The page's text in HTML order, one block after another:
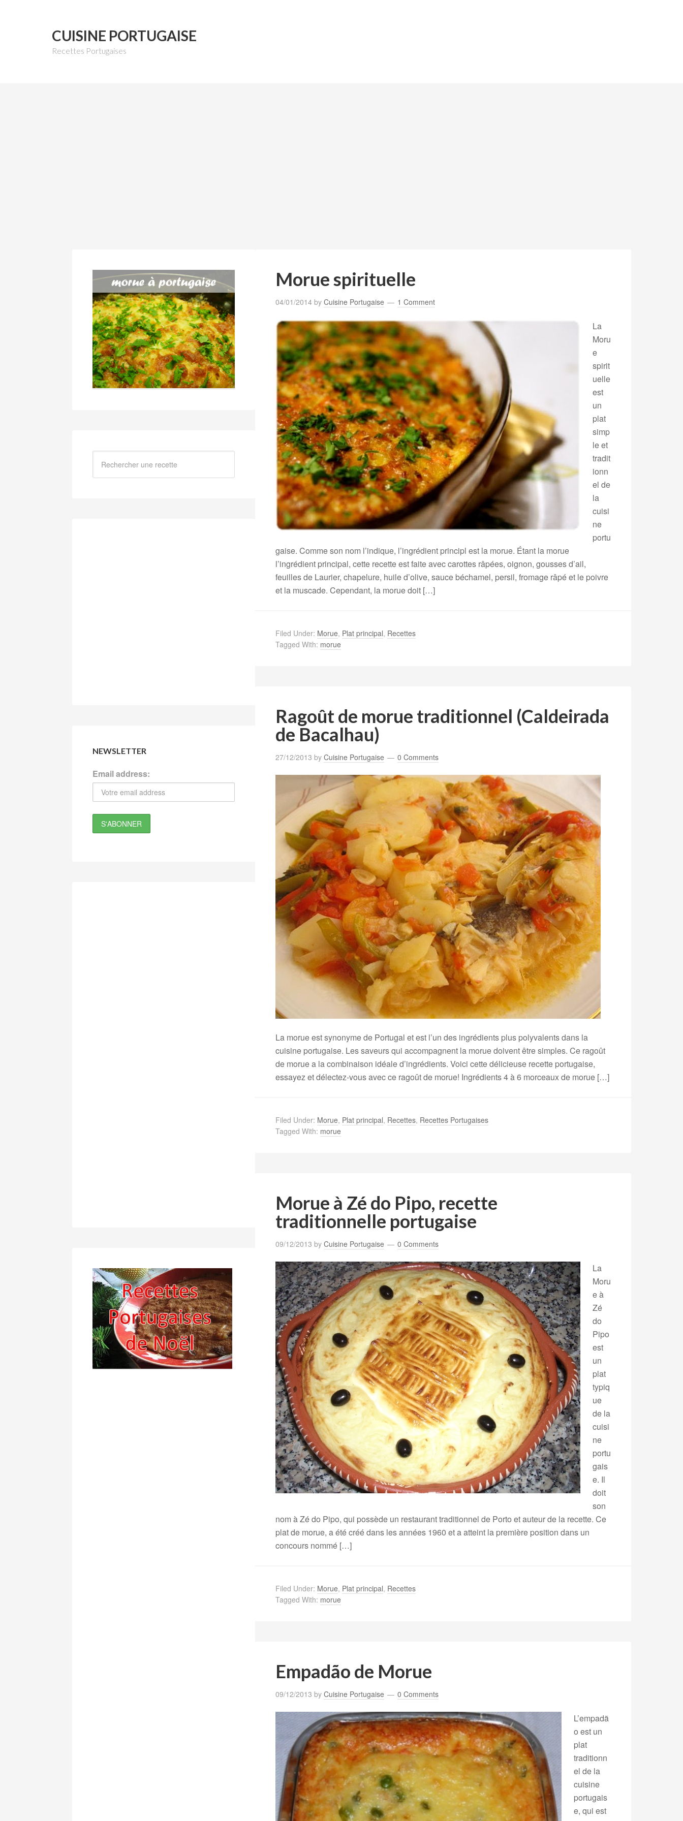
CUISINE PORTUGAISE
Recettes Portugaises
Morue spirituelle
04/01/2014 by Cuisine Portugaise 1 Comment
La
Moru
e
spirit
uelle
est
un
plat
simp
le et
tradit
ionn
el de
la
cuisi
ne
portu
gaise. Comme son nom l’indique, l’ingrédient principl est la morue. Étant la morue
l’ingrédient principal, cette recette est faite avec carottes râpées, oignon, gousses d’ail,
feuilles de Laurier, chapelure, huile d’olive, sauce béchamel, persil, fromage râpé et le poivre
et la muscade. Cependant, la morue doit […]
Filed Under: Morue, Plat principal, Recettes
Tagged With: morue
Ragoût de morue traditionnel (Caldeirada
de Bacalhau)
27/12/2013 by Cuisine Portugaise 0 Comments
La morue est synonyme de Portugal et est l’un des ingrédients plus polyvalents dans la
cuisine portugaise. Les saveurs qui accompagnent la morue doivent être simples. Ce ragoût
de morue a la combinaison idéale d’ingrédients. Voici cette délicieuse recette portugaise,
essayez et délectez-vous avec ce ragoût de morue! Ingrédients 4 à 6 morceaux de morue […]
Filed Under: Morue, Plat principal, Recettes, Recettes Portugaises
Tagged With: morue
Morue à Zé do Pipo, recette
traditionnelle portugaise
09/12/2013 by Cuisine Portugaise 0 Comments
La
Moru
e à
Zé
do
Pipo
est
un
plat
typiq
ue
de la
cuisi
ne
portu
gais
e. Il
doit
son
nom à Zé do Pipo, qui possède un restaurant traditionnel de Porto et auteur de la recette. Ce
plat de morue, a été créé dans les années 1960 et a atteint la première position dans un
concours nommé […]
Filed Under: Morue, Plat principal, Recettes
Tagged With: morue
Empadão de Morue
09/12/2013 by Cuisine Portugaise 0 Comments
L’empadã
o est un
plat
traditionn
el de la
cuisine
portugais
e, qui est
NEWSLETTER
Email address: